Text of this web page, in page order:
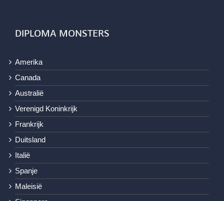
DIPLOMA MONSTERS
Amerika
Canada
Australië
Verenigd Koninkrijk
Frankrijk
Duitsland
Italië
Spanje
Maleisië